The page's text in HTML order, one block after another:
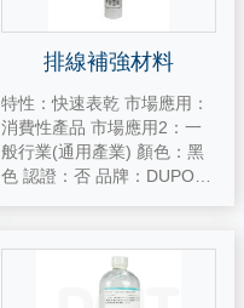
排線補強材料
特性：快速表乾 市場應用：
消費性產品 市場應用2：一
般行業(通用產業) 顏色：黑
色 認證：否 品牌：DUPON